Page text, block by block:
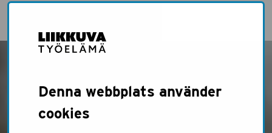
Denna webbplats använder
cookies